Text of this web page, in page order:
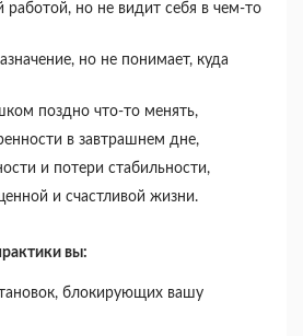
работой, но не видит себя в чем-то
но не понимает, куда
поздно что-то менять,
в завтрашнем дне,
и потери стабильности,
и счастливой жизни.
вы:
блокирующих вашу